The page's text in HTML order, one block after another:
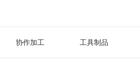
协作加工 工具制品